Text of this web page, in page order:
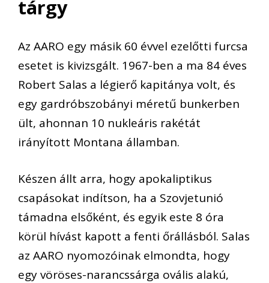
tárgy
Az AARO egy másik 60 évvel ezelőtti furcsa
esetet is kivizsgált. 1967-ben a ma 84 éves
Robert Salas a légierő kapitánya volt, és
egy gardróbszobányi méretű bunkerben
ült, ahonnan 10 nukleáris rakétát
irányított Montana államban.
Készen állt arra, hogy apokaliptikus
csapásokat indítson, ha a Szovjetunió
támadna elsőként, és egyik este 8 óra
körül hívást kapott a fenti őrállásból. Salas
az AARO nyomozóinak elmondta, hogy
egy vöröses-narancssárga ovális alakú,